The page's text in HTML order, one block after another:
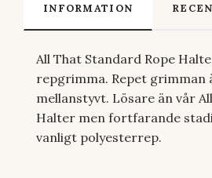
INFORMATION
All That Standard Rope
repgrimma. Repet
mellanstyvt. Lösare än vår
Halter men fortfarande
vanligt polyesterrep.